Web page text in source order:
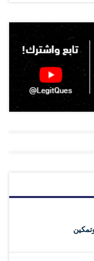
تحت ضغط
عادة كجريمة ـ خاصة
كحل، وأن أخطر ما في
جغرافيا. الدافع
لابتزاز أخلاقي
فحين يُفتح باب
فتح المعبر فعل
بدل تصديرها،